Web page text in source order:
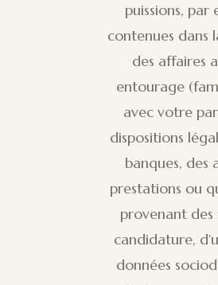
puissions,
contenues dans
des affaires
entourage
avec votre
dispositions
banques, des
prestations ou
provenant des
candidature,
données